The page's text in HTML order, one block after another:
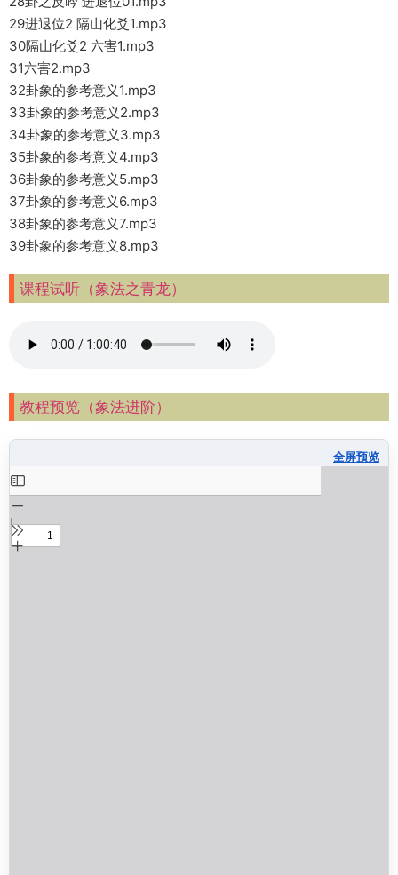
29进退位2 隔山化爻1.mp3
30隔山化爻2 六害1.mp3
31六害2.mp3
32卦象的参考意义1.mp3
33卦象的参考意义2.mp3
34卦象的参考意义3.mp3
35卦象的参考意义4.mp3
36卦象的参考意义5.mp3
37卦象的参考意义6.mp3
38卦象的参考意义7.mp3
39卦象的参考意义8.mp3
课程试听（象法之青龙）
教程预览（象法进阶）
全屏预览